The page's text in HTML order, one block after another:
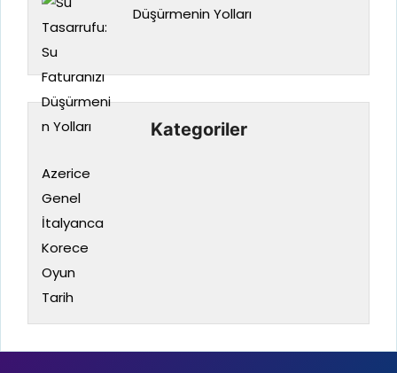
Düşürmenin Yolları
Kategoriler
Azerice
Genel
İtalyanca
Korece
Oyun
Tarih